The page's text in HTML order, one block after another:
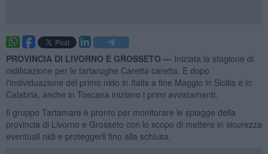
PROVINCIA DI LIVORNO E GROSSETO — Iniziata la stagione di
nidificazione per le tartarughe Caretta caretta. E dopo
l'individuazione del primo nido in Italia a fine Maggio in Sicilia e in
Calabria, anche in Toscana iniziano i primi avvistamenti.
Il gruppo Tartamare è pronto per monitorare le spiagge della
provincia di Livorno e Grosseto con lo scopo di mettere in sicurezza
eventuali nidi e proteggerli fino alla schiusa.